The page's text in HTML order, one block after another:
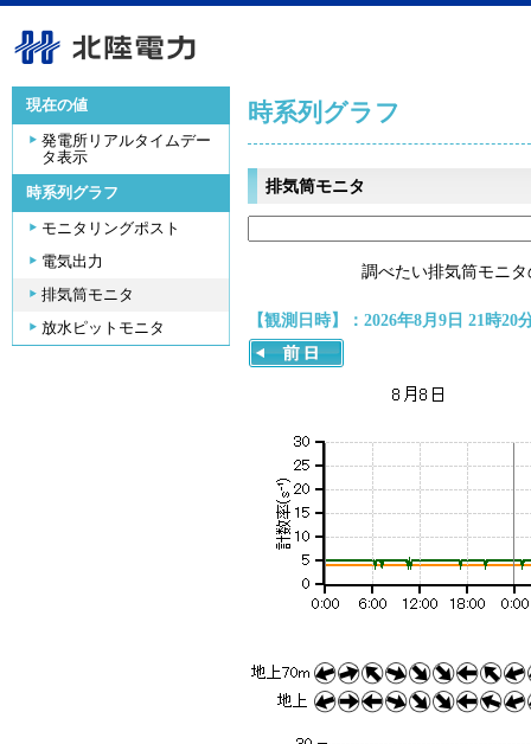
現在の値
発電所リアルタイムデー
タ表示
時系列グラフ
モニタリングポスト
電気出力
排気筒モニタ
放水ピットモニタ
時系列グラフ
排気筒モニタ
調べたい排気筒モニ
【観測日時】：2026年8月9日 21時20